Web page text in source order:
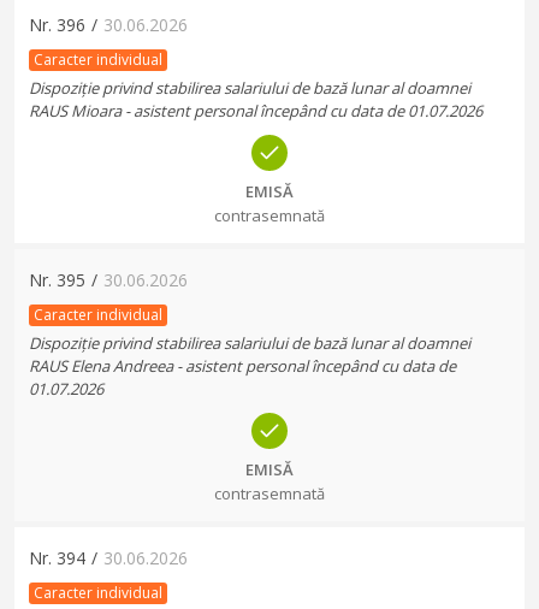
Nr. 396 / 30.06.2026
Caracter individual
Dispoziție privind stabilirea salariului de bază lunar al doamnei
RAUS Mioara - asistent personal începând cu data de 01.07.2026
EMISĂ
contrasemnată
Nr. 395 / 30.06.2026
Caracter individual
Dispoziție privind stabilirea salariului de bază lunar al doamnei
RAUS Elena Andreea - asistent personal începând cu data de
01.07.2026
EMISĂ
contrasemnată
Nr. 394 / 30.06.2026
Caracter individual